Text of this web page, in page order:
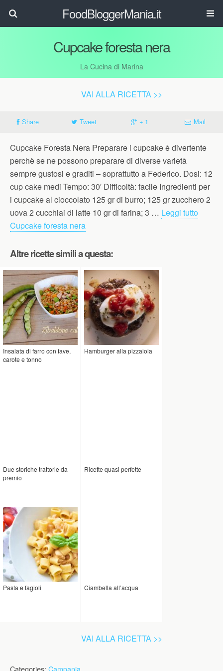
FoodBloggerMania.it
Cupcake foresta nera
La Cucina di Marina
VAI ALLA RICETTA >>
Share Tweet + 1 Mail
Cupcake Foresta Nera Preparare i cupcake è divertente
perchè se ne possono preparare di diverse varietà
sempre gustosi e graditi – soprattutto a Federico. Dosi: 12
cup cake medi Tempo: 30′ Difficoltà: facile Ingredienti per
i cupcake al cioccolato 125 gr di burro; 125 gr zucchero 2
uova 2 cucchiai di latte 10 gr di farina; 3 … Leggi tutto
Cupcake foresta nera
Altre ricette simili a questa:
Insalata di farro con fave,
carote e tonno
Hamburger alla pizzaiola
Due storiche trattorie da
premio
Ricette quasi perfette
Pasta e fagioli Ciambella all’acqua
VAI ALLA RICETTA >>
Categories: Campania